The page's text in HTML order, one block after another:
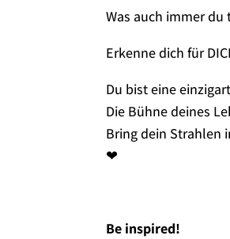
Was auch immer
Erkenne dich für
Du bist eine
Die Bühne deines
Bring dein Strahlen
❤
Be inspired!